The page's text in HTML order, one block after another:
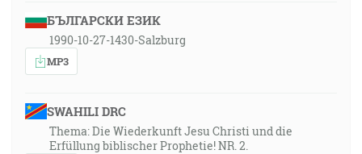
БЪЛГАРСКИ ЕЗИК
1990-10-27-1430-Salzburg
MP3
SWAHILI DRC
Thema: Die Wiederkunft Jesu Christi und die
Erfüllung biblischer Prophetie! NR. 2.